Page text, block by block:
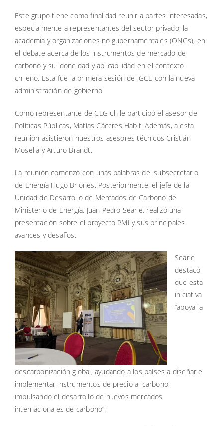
Este grupo tiene como finalidad reunir a partes interesadas,
especialmente a representantes del sector privado, la
academia y organizaciones no gubernamentales (ONGs), en
el debate acerca de los instrumentos de mercado de
carbono y su idoneidad y aplicabilidad en el contexto
chileno. Esta fue la primera sesión del GCE con la nueva
administración de gobierno.
Como representante de CLG Chile participó el asesor de
Políticas Públicas, Matías Cáceres Habit. Además, a esta
reunión asistieron nuestros asesores técnicos Cristián
Mosella y Arturo Brandt.
La reunión comenzó con unas palabras del subsecretario
de Energía Hugo Briones. Posteriormente, el jefe de la
Unidad de Desarrollo de Mercados de Carbono del
Ministerio de Energía, Juan Pedro Searle, realizó una
presentación sobre el proyecto PMI y sus principales
avances y desafíos.
Searle
destacó
que esta
iniciativa
“apoya la
descarbonización global, ayudando a los países a diseñar e
implementar instrumentos de precio al carbono,
impulsando el desarrollo de nuevos mercados
internacionales de carbono”.